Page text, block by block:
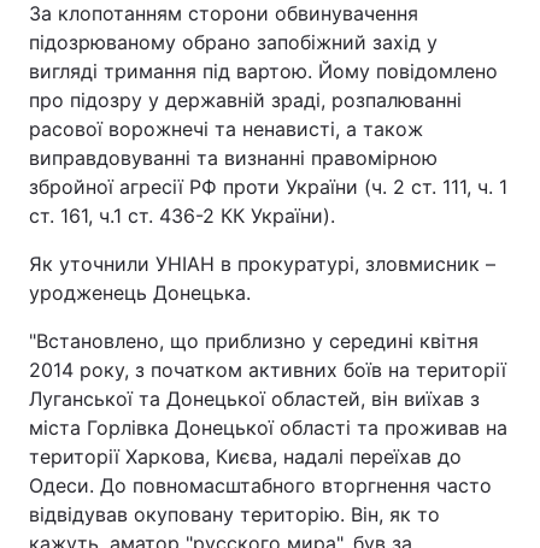
За клопотанням сторони обвинувачення
підозрюваному обрано запобіжний захід у
вигляді тримання під вартою. Йому повідомлено
про підозру у державній зраді, розпалюванні
расової ворожнечі та ненависті, а також
виправдовуванні та визнанні правомірною
збройної агресії РФ проти України (ч. 2 ст. 111, ч. 1
ст. 161, ч.1 ст. 436-2 КК України).
Як уточнили УНІАН в прокуратурі, зловмисник –
уродженець Донецька.
"Встановлено, що приблизно у середині квітня
2014 року, з початком активних боїв на території
Луганської та Донецької областей, він виїхав з
міста Горлівка Донецької області та проживав на
території Харкова, Києва, надалі переїхав до
Одеси. До повномасштабного вторгнення часто
відвідував окуповану територію. Він, як то
кажуть, аматор "русского мира", був за